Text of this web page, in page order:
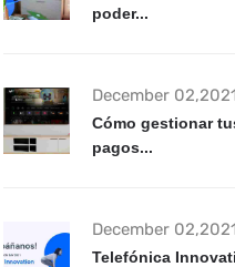
poder...
December
Cómo gestionar
pagos...
December
Telefónica